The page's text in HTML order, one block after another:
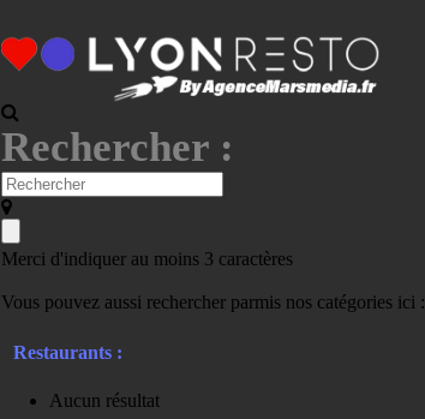
Rechercher :
Merci d'indiquer au moins 3 caractères
Vous pouvez aussi rechercher parmis nos catégories ici :
Restaurants :
Aucun résultat